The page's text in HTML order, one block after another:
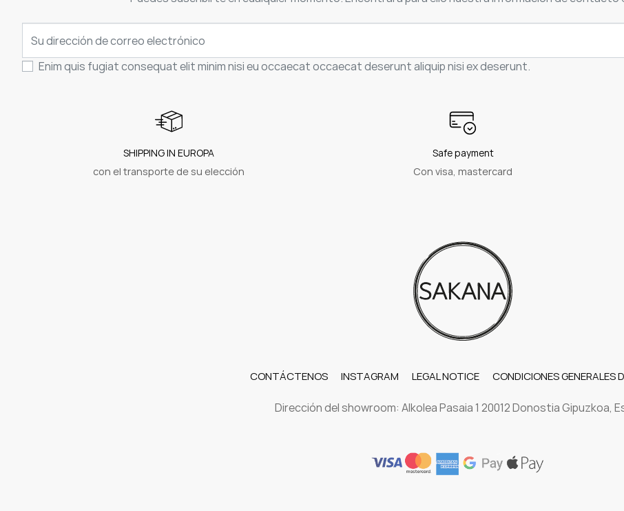
Enim quis fugiat consequat elit minim nisi eu occaecat occaecat deserunt aliquip nisi ex deserunt.
SHIPPING IN EUROPA
con el transporte de su elección
Safe payment
Con visa, mastercard
CONTÁCTENOS INSTAGRAM LEGAL NOTICE CONDICIONES GENERALES
Dirección del showroom: Alkolea Pasaia 1 20012 Donostia Gipuzkoa,